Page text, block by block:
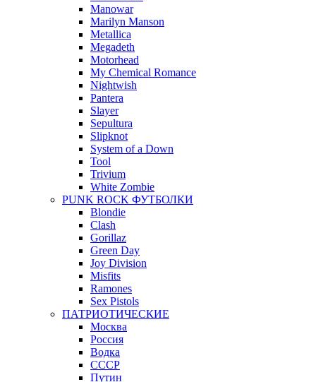
Manowar
Marilyn Manson
Metallica
Megadeth
Motorhead
My Chemical Romance
Nightwish
Pantera
Slayer
Sepultura
Slipknot
System of a Down
Tool
Trivium
White Zombie
PUNK ROCK ФУТБОЛКИ
Blondie
Clash
Gorillaz
Green Day
Joy Division
Misfits
Ramones
Sex Pistols
ПАТРИОТИЧЕСКИЕ
Москва
Россия
Водка
СССР
Путин